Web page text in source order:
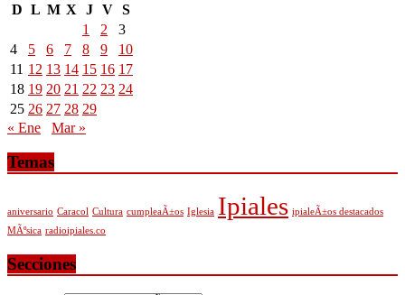
D L M X J V S
1
2
3
4
5 6 7 8 9
10
11 12 13 14 15 16 17
18 19 20 21 22 23 24
25 26 27 28 29
« Ene
Mar »
Temas
aniversario Caracol Cultura cumpleaÃ±os Iglesia Ipiales ipialeÃ±os destacados
MÃºsica radioipiales.co
Secciones